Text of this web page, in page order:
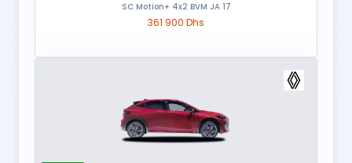
SC Motion+ 4x2 BVM JA 17
361 900 Dhs